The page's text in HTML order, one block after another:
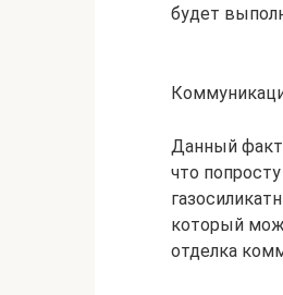
будет
Данный факт
что
который
отделка